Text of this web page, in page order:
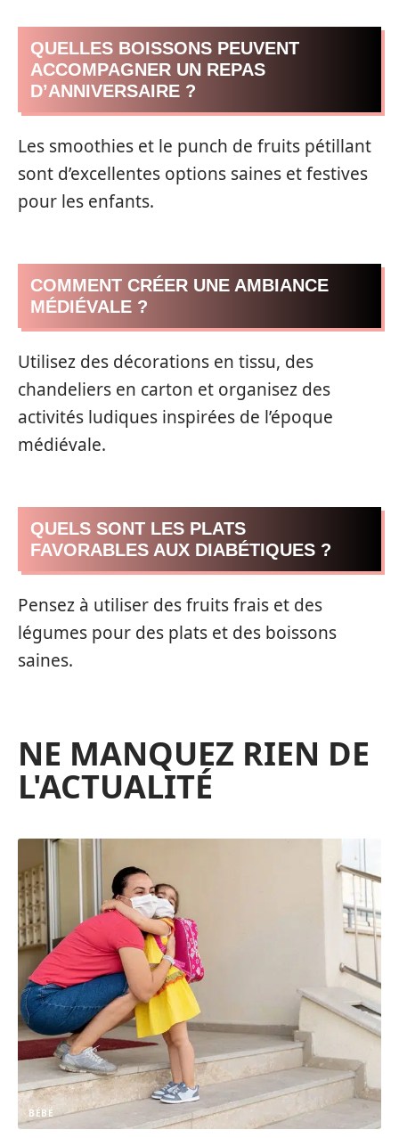
QUELLES BOISSONS PEUVENT
ACCOMPAGNER UN REPAS
D’ANNIVERSAIRE ?
Les smoothies et le punch de fruits pétillant
sont d’excellentes options saines et festives
pour les enfants.
COMMENT CRÉER UNE AMBIANCE
MÉDIÉVALE ?
Utilisez des décorations en tissu, des
chandeliers en carton et organisez des
activités ludiques inspirées de l’époque
médiévale.
QUELS SONT LES PLATS
FAVORABLES AUX DIABÉTIQUES ?
Pensez à utiliser des fruits frais et des
légumes pour des plats et des boissons
saines.
NE MANQUEZ RIEN DE
L'ACTUALITÉ
BÉBÉ